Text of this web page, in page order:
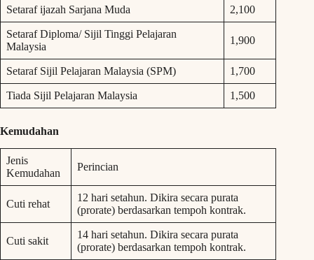
Setaraf ijazah Sarjana Muda 2,100
Setaraf Diploma/ Sijil Tinggi Pelajaran
Malaysia
1,900
Setaraf Sijil Pelajaran Malaysia (SPM) 1,700
Tiada Sijil Pelajaran Malaysia 1,500
Kemudahan
Jenis
Kemudahan
Perincian
Cuti rehat
12 hari setahun. Dikira secara purata
(prorate) berdasarkan tempoh kontrak.
Cuti sakit
14 hari setahun. Dikira secara purata
(prorate) berdasarkan tempoh kontrak.